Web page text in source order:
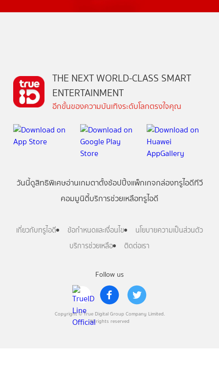
Follow us
Copyright © True Digital Group Company Limited.
All rights reserved
THE NEXT WORLD-CLASS SMART
ENTERTAINMENT
อีกขั้นของความบันเทิงระดับโลกตรงใจคุณ
วันนี้ดูสิทธิพิเศษอ่านเกมตาตั้งช้อปปิ้งแพ็กเกจกล่องทรูไอดีทีวี
คอมมูนิตี้บริการช่วยเหลือทรูไอดี
เกี่ยวกับทรูไอดี ข้อกำหนดและเงื่อนไข
นโยบายความเป็นส่วนตัว
บริการช่วยเหลือ
ติดต่อเรา